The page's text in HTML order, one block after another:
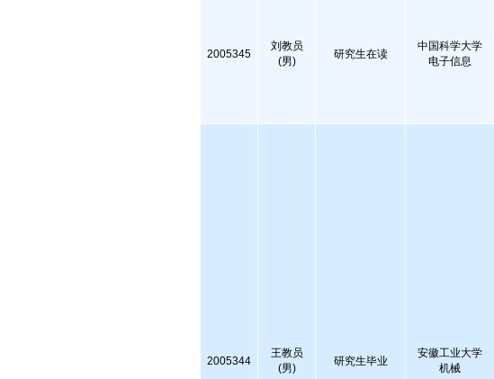
2005345
刘教员
(男)
研究生在读
中国科学大学
电子信息
2005344
王教员
(男)
研究生毕业
安徽工业大学
机械